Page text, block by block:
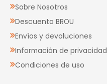
Sobre Nosotros
Descuento BROU
Envíos y devoluciones
Información de privacidad
Condiciones de uso